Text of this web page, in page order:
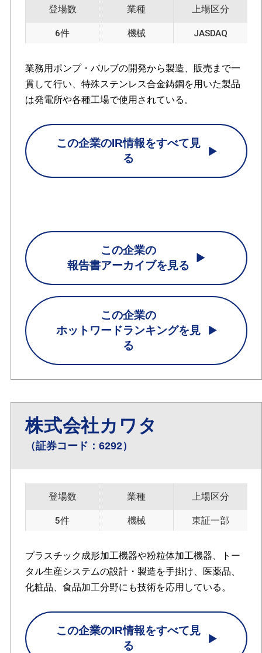
登場数
6件
業種
機械
上場区分
JASDAQ
業務用ポンプ・バルブの開発から製造、販売まで一
貫して行い、特殊ステンレス合金鋳鋼を用いた製品
は発電所や各種工場で使用されている。
この企業のIR情報をすべて見
る
この企業の
報告書アーカイブを見る
この企業の
ホットワードランキングを見
る
株式会社カワタ
（証券コード：6292）
登場数
5件
業種
機械
上場区分
東証一部
プラスチック成形加工機器や粉粒体加工機器、トー
タル生産システムの設計・製造を手掛け、医薬品、
化粧品、食品加工分野にも技術を応用している。
この企業のIR情報をすべて見
る